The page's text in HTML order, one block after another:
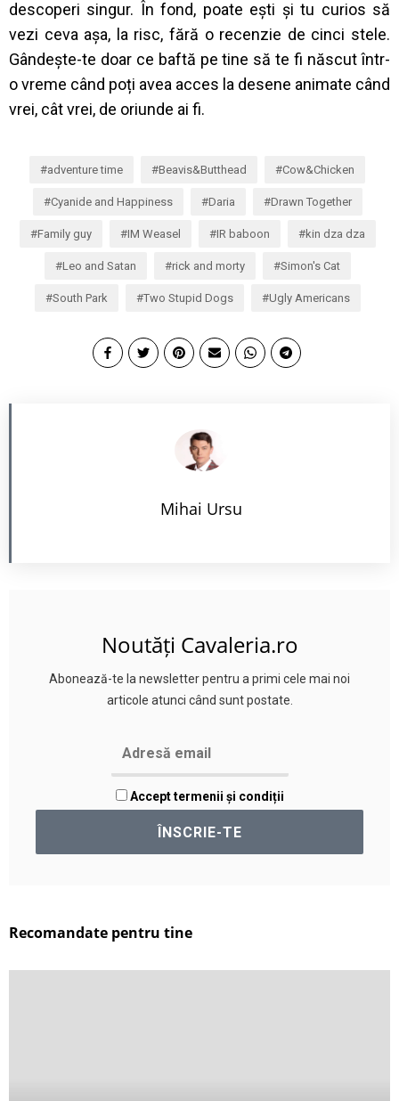
descoperi singur. În fond, poate ești și tu curios să
vezi ceva așa, la risc, fără o recenzie de cinci stele.
Gândește-te doar ce baftă pe tine să te fi născut într-
o vreme când poți avea acces la desene animate când
vrei, cât vrei, de oriunde ai fi.
adventure time Beavis&Butthead Cow&Chicken
Cyanide and Happiness Daria Drawn Together
Family guy IM Weasel IR baboon kin dza dza
Leo and Satan rick and morty Simon's Cat
South Park Two Stupid Dogs Ugly Americans
Mihai Ursu
Noutăți Cavaleria.ro
Abonează-te la newsletter pentru a primi cele mai noi
articole atunci când sunt postate.
Accept termenii și condiții
Recomandate pentru tine